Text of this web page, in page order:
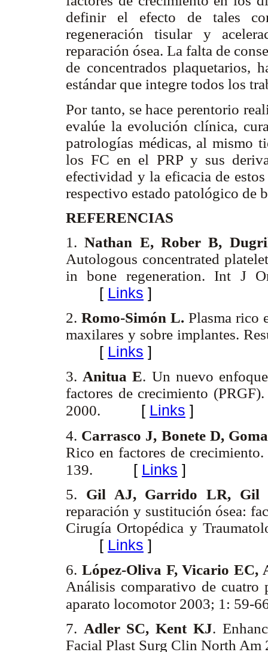
definir el efecto de tales
regeneración tisular y
reparación ósea. La falta de
de concentrados plaquetarios,
estándar que integre todos los
Por tanto, se hace perentorio
evalúe la evolución clínica,
patrologías médicas, al mismo
los FC en el PRP y sus
efectividad y la eficacia de
respectivo estado patológico de
REFERENCIAS
1.Nathan E, Rober B,
Autologous concentrated
in bone regeneration. Int J
[ Links ]
2.Romo-Simón L. Plasma rico
maxilares y sobre implantes.
[ Links ]
3.Anitua E. Un nuevo
factores de crecimiento
2000.
[ Links ]
4. Carrasco J, Bonete D,
Rico en factores de
139.
[ Links ]
5. Gil AJ, Garrido LR, Gil
reparación y sustitución ósea:
Cirugía Ortopédica y
[ Links ]
6. López-Oliva F, Vicario EC,
Análisis comparativo de cuatro
aparato locomotor 2003; 1: 59-
7. Adler SC, Kent KJ.
Facial Plast Surg Clin North